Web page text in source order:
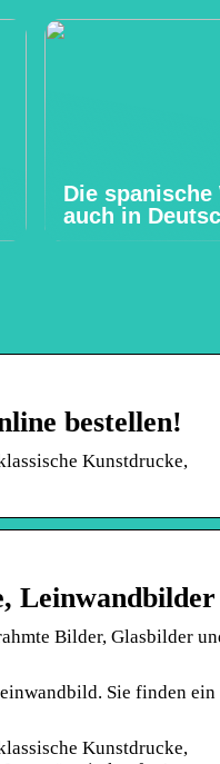
Die
auch in
bestellen!
Kunstdrucke,
Bilder, Glasbilder
Sie finden ein
Kunstdrucke,